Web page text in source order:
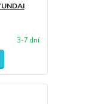
3-7 dní